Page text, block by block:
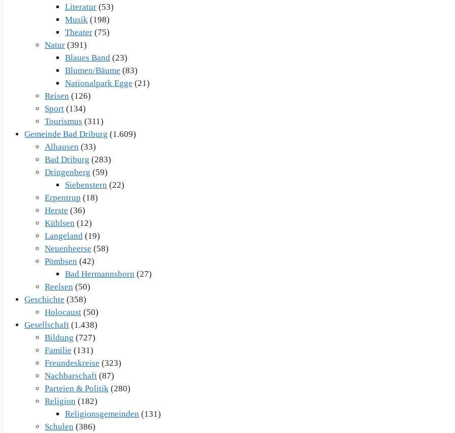
Literatur (53)
Musik (198)
Theater (75)
Natur (391)
Blaues Band (23)
Blumen/Bäume (83)
Nationalpark Egge (21)
Reisen (126)
Sport (134)
Tourismus (311)
Gemeinde Bad Driburg (1.609)
Alhausen (33)
Bad Driburg (283)
Dringenberg (59)
Siebenstern (22)
Erpentrup (18)
Herste (36)
Kühlsen (12)
Langeland (19)
Neuenheerse (58)
Pömbsen (42)
Bad Hermannsborn (27)
Reelsen (50)
Geschichte (358)
Holocaust (50)
Gesellschaft (1.438)
Bildung (727)
Familie (131)
Freundeskreise (323)
Nachbarschaft (87)
Parteien & Politik (280)
Religion (182)
Religionsgemeinden (131)
Schulen (386)